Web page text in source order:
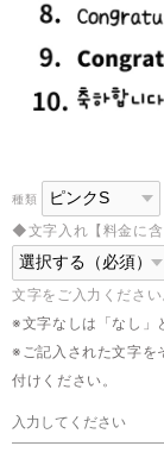
種類
◆文字入れ【料金に含
文字をご入力くださ
※文字なしは「なし」
※ご記入された文字を
付けください。